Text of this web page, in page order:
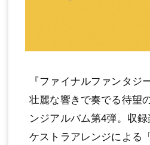
『ファイナルファンタジ
壮麗な響きで奏でる待望
ンジアルバム第4弾。収
ケストラアレンジによる